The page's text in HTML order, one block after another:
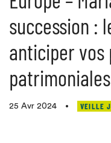
succession :
anticiper
patrimoniales
25 Avr 2024 • VEILLE